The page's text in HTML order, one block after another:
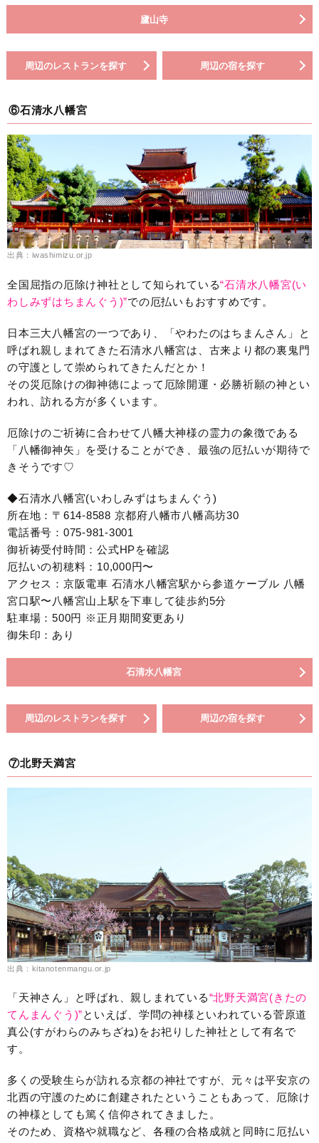
廬山寺
周辺のレストランを探す 周辺の宿を探す
⑥石清水八幡宮
出典：iwashimizu.or.jp
全国屈指の厄除け神社として知られている“石清水八幡宮(い
わしみずはちまんぐう)”での厄払いもおすすめです。
日本三大八幡宮の一つであり、「やわたのはちまんさん」と
呼ばれ親しまれてきた石清水八幡宮は、古来より都の裏鬼門
の守護として崇められてきたんだとか！
その災厄除けの御神徳によって厄除開運・必勝祈願の神とい
われ、訪れる方が多くいます。
厄除けのご祈祷に合わせて八幡大神様の霊力の象徴である
「八幡御神矢」を受けることができ、最強の厄払いが期待で
きそうです♡
◆石清水八幡宮(いわしみずはちまんぐう)
所在地：〒614-8588 京都府八幡市八幡高坊30
電話番号：075-981-3001
御祈祷受付時間：公式HPを確認
厄払いの初穂料：10,000円〜
アクセス：京阪電車 石清水八幡宮駅から参道ケーブル 八幡
宮口駅〜八幡宮山上駅を下車して徒歩約5分
駐車場：500円 ※正月期間変更あり
御朱印：あり
石清水八幡宮
周辺のレストランを探す 周辺の宿を探す
⑦北野天満宮
出典：kitanotenmangu.or.jp
「天神さん」と呼ばれ、親しまれている“北野天満宮(きたの
てんまんぐう)”といえば、学問の神様といわれている菅原道
真公(すがわらのみちざね)をお祀りした神社として有名で
す。
多くの受験生らが訪れる京都の神社ですが、元々は平安京の
北西の守護のために創建されたということもあって、厄除け
の神様としても篤く信仰されてきました。
そのため、資格や就職など、各種の合格成就と同時に厄払い